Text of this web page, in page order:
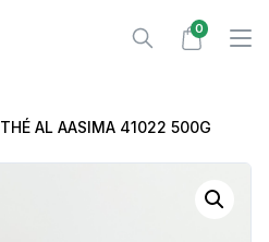
0
THÉ AL AASIMA 41022 500G